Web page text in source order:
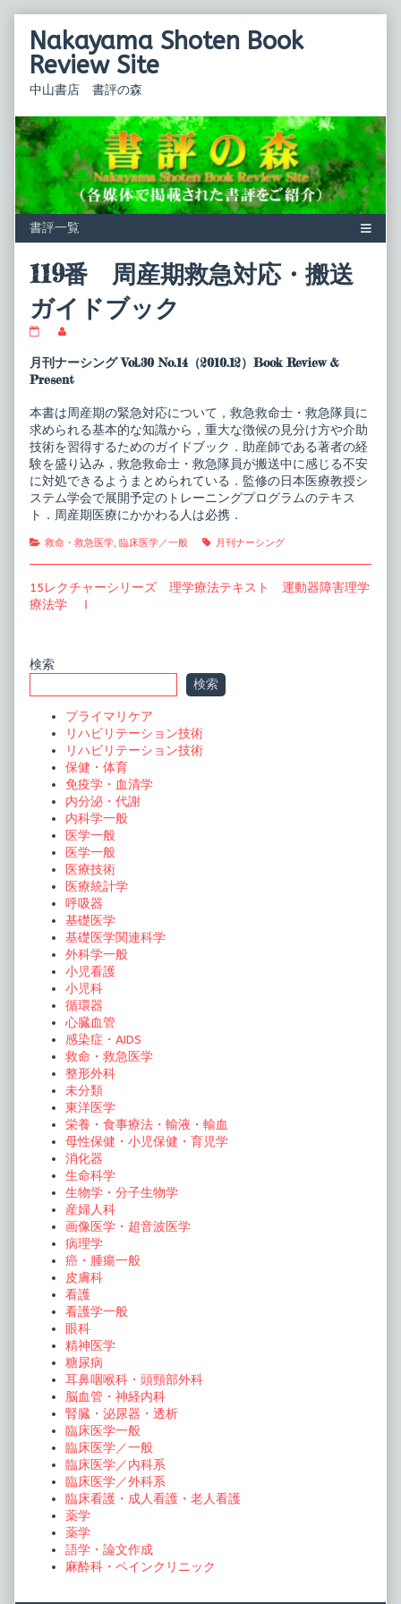
contentNakayama Shoten Book
Review Site
中山書店 書評の森
119番 周産期救急対応・搬送
ガイドブック
119
周
産
期
急
対
応・
搬
送
ガ
イ
ド
ブ
ク
posts
the
of
119
番
周
産
期
救
急
対
搬
イ
月刊ナーシング Vol.30 No.14（2010.12）Book Review &
Present
本書は周産期の緊急対応について，救急救命士・救急隊員に
求められる基本的な知識から，重大な徴候の見分け方や介助
技術を習得するためのガイドブック．助産師である著者の経
験を盛り込み，救急救命士・救急隊員が搬送中に感じる不安
に対処できるようまとめられている．監修の日本医療教授シ
ステム学会で展開予定のトレーニングプログラムのテキス
ト．周産期医療にかかわる人は必携．
Categories
救命・救急医学, 臨床医学／一般 Tags
月刊ナーシング
投
稿
ビ
ゲ
Next
post:
15レクチャーシリーズ 理学療法テキスト 運動器障害理学
療法学 Ｉ
Primary
Sidebar
検索
検索
プライマリケア
リハビリテーション技術
リハビリテーション技術
保健・体育
免疫学・血清学
内分泌・代謝
内科学一般
医学一般
医学一般
医療技術
医療統計学
呼吸器
基礎医学
基礎医学関連科学
外科学一般
小児看護
小児科
循環器
心臓血管
感染症・AIDS
救命・救急医学
整形外科
未分類
東洋医学
栄養・食事療法・輸液・輸血
母性保健・小児保健・育児学
消化器
生命科学
生物学・分子生物学
産婦人科
画像医学・超音波医学
病理学
癌・腫瘍一般
皮膚科
看護
看護学一般
眼科
精神医学
糖尿病
耳鼻咽喉科・頭頸部外科
脳血管・神経内科
腎臓・泌尿器・透析
臨床医学一般
臨床医学／一般
臨床医学／内科系
臨床医学／外科系
臨床看護・成人看護・老人看護
薬学
薬学
語学・論文作成
麻酔科・ペインクリニック